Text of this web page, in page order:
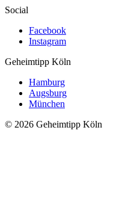
Social
Facebook
Instagram
Geheimtipp Köln
Hamburg
Augsburg
München
© 2026 Geheimtipp Köln